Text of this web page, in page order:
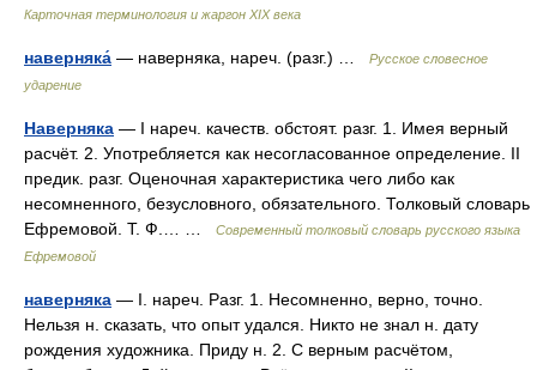
Карточная терминология и жаргон XIX века
наверняка́ — наверняка, нареч. (разг.) …
Русское словесное
ударение
Наверняка — I нареч. качеств. обстоят. разг. 1. Имея верный
расчёт. 2. Употребляется как несогласованное определение. II
предик. разг. Оценочная характеристика чего либо как
несомненного, безусловного, обязательного. Толковый словарь
Ефремовой. Т. Ф.… …
Современный толковый словарь русского языка
Ефремовой
наверняка — I. нареч. Разг. 1. Несомненно, верно, точно.
Нельзя н. сказать, что опыт удался. Никто не знал н. дату
рождения художника. Приду н. 2. С верным расчётом,